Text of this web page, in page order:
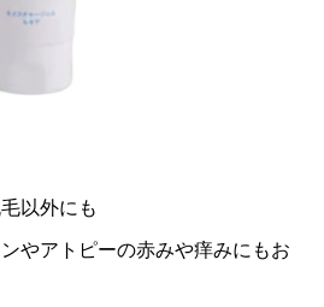
以外にも
やアトピーの赤みや痒みにもお